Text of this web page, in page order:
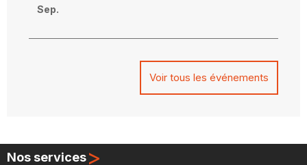
Sep.
Voir tous les événements
Nos services>